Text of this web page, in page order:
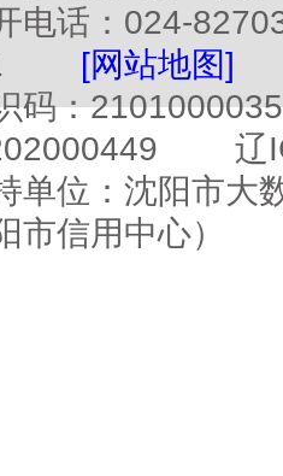
电话：024-
[网站地图]
识码：
辽
单位：沈阳市大
市信用中心）